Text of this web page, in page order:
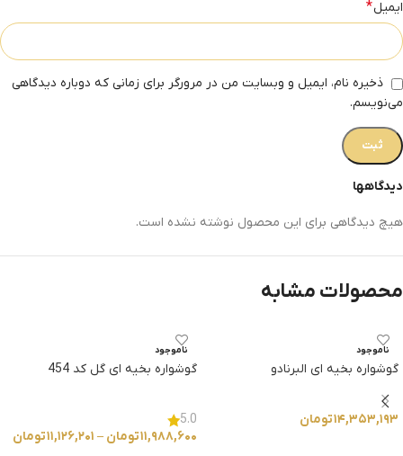
دیدگاهها
هیچ دیدگاهی برای این محصول نوشته نشده است.
ایمیل*
ذخیره نام، ایمیل و وبسایت من در مرورگر برای زمانی که دوباره دیدگاهی
می‌نویسم.
محصولات مشابه
ناموجود
گوشواره بخیه ای البرنادو
۱۴,۳۵۳,۱۹۳تومان
ناموجود
گوشواره بخیه ای گل کد 454
5.0
۱۱,۹۸۸,۶۰۰تومان – ۱۱,۱۲۶,۲۰۱تومان